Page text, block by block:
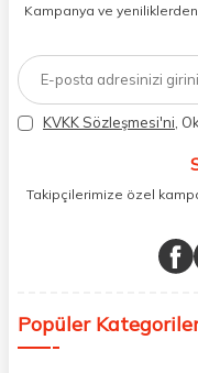
müşteri temsilcilerimiz
2017 yılından bugüne,
doğrudan markalardan
distribütörlerinden faturalı
aynı şekilde faturalı ve
Paketleme sürecinde
atık oranımızı en aza
Kampanya ve
KVKK Sözleşmesi'ni ,
Takipçilerimize özel
Popüler